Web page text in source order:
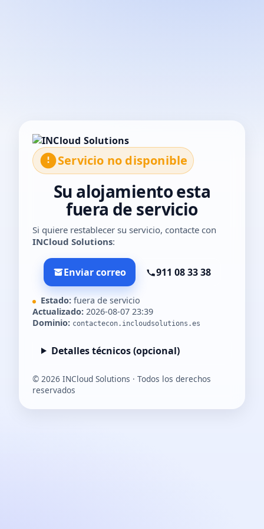
Servicio no disponible
Su alojamiento esta
fuera de servicio
Si quiere restablecer su servicio, contacte con
INCloud Solutions:
Enviar correo 911 08 33 38
Estado: fuera de servicio
Actualizado: 2026-08-07 23:39
Dominio: contactecon.incloudsolutions.es
Detalles técnicos (opcional)
© 2026 INCloud Solutions · Todos los derechos
reservados